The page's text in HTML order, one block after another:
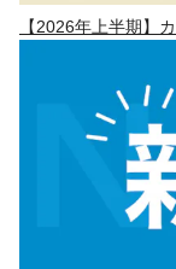
【2026年上半期】